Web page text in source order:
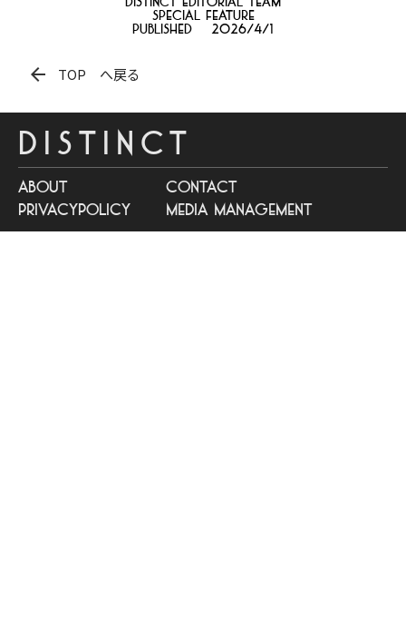
Special feature
Published 2026/4/1
arrow_back TOP へ戻る
DISTINCT
about
contact
privacypolicy
media management